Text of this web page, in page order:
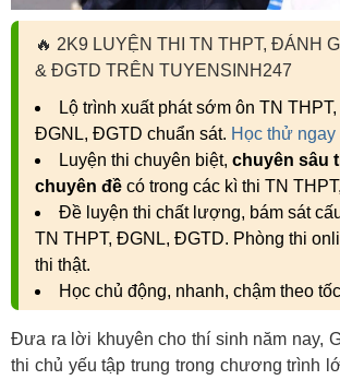
🔥 2K9 LUYỆN THI TN THPT, ĐÁNH
& ĐGTD TRÊN TUYENSINH247
Lộ trình xuất phát sớm ôn TN
ĐGNL, ĐGTD chuẩn sát. Học thử ngay
Luyện thi chuyên biệt, chuyên sâu
chuyên đề có trong các kì thi TN
Đề luyện thi chất lượng, bám sát
TN THPT, ĐGNL, ĐGTD. Phòng thi
thi thật.
Học chủ động, nhanh, chậm theo
Đưa ra lời khuyên cho thí sinh năm nay,
thi chủ yếu tập trung trong chương trình